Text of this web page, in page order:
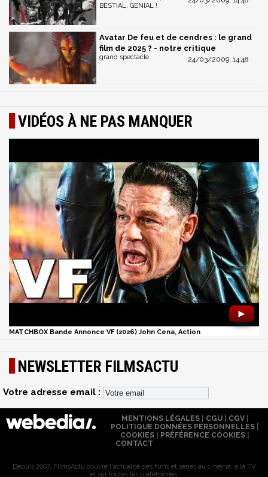
BESTIAL, GENIAL !
Avatar De feu et de cendres : le grand
film de 2025 ? - notre critique
24/03/2009, 14:48
grand spectacle
VIDÉOS À NE PAS MANQUER
►
MATCHBOX Bande Annonce VF (2026) John Cena, Action
NEWSLETTER FILMSACTU
Votre adresse email :
MENTIONS LÉGALES| CGU| CGV|
POLITIQUE DONNÉES PERSONNELLES
COOKIES
PRÉFÉRENCE COOKIES
CONTACT
Depuis 2007, FilmsActu couvre l'actualité des films et séries au cinéma, à la TV
et sur toutes les plateformes.